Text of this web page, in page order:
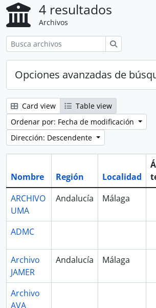
4 resultados
Archivos
Opciones avanzadas de
Card view
Table view
Ordenar por: Fecha de modificación
Dirección: Descendente
Nombre Región Localidad
ARCHIVO
UMA
Andalucía Málaga
ADMC
Archivo
JAMER
Andalucía Málaga
Archivo
AVA